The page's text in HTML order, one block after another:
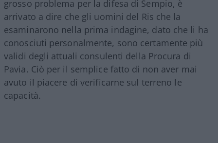
grosso problema per la difesa di Sempio, è
arrivato a dire che gli uomini del Ris che la
esaminarono nella prima indagine, dato che li ha
conosciuti personalmente, sono certamente più
validi degli attuali consulenti della Procura di
Pavia. Ciò per il semplice fatto di non aver mai
avuto il piacere di verificarne sul terreno le
capacità.